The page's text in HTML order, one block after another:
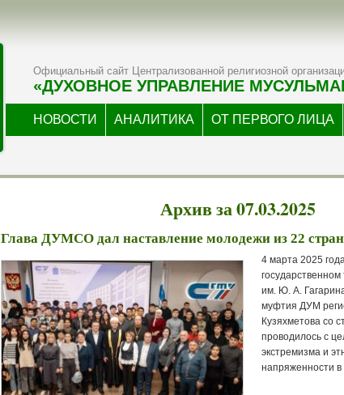
Официальный сайт Централизованной религиозной
«ДУХОВНОЕ УПРАВЛЕНИЕ
НОВОСТИ АНАЛИТИКА ОТ ПЕРВОГО ЛИЦА
Архив за 07.03.2025
Глава ДУМСО дал наставление молодежи из 22 стран
4 марта 2025
им. Ю. А.
муфтия ДУМ
Кузяхметова со
проводилось с
экстремизма и
напряженности